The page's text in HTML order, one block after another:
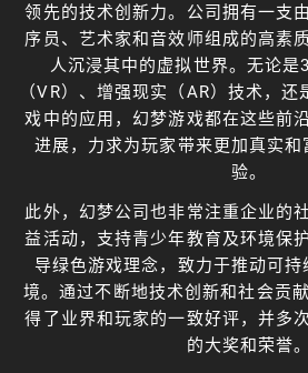
领先的技术创新力。公司拥有一支
序员、艺术家和音效师组成的高素
人沉浸其中的虚拟世界。无论是
（VR）、增强现实（AR）技术，
戏中的应用，幻梦游戏都在这些前
进展，力求为玩家带来更加真实
验。
此外，幻梦公司也非常注重企业的
益活动，支持青少年教育及环境保
导绿色游戏理念，致力于推动可
境。通过不断地技术创新和社会贡献
得了业界和玩家的一致好评，并多
的大奖和荣誉。